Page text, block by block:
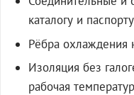
каталогу и паспорту
Рёбра охлаждения
Изоляция без
рабочая